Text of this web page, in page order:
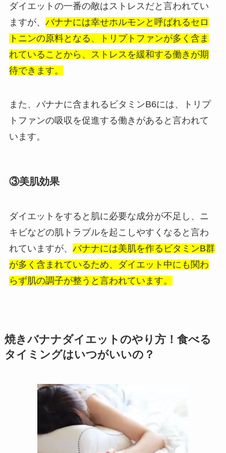
ダイエットの一番の敵はストレスだと言われてい
ますが、 バナナには幸せホルモンと呼ばれるセロ
トニンの原料となる、トリプトファンが多く含ま
れていることから、ストレスを緩和する働きが期
待できます。
また、バナナに含まれるビタミンB6には、トリプ
トファンの吸収を促進する働きがあると言われて
います。
③美肌効果
ダイエットをすると肌に必要な成分が不足し、ニ
キビなどの肌トラブルを起こしやすくなると言わ
れていますが、 バナナには美肌を作るビタミンB群
が多く含まれているため、ダイエット中にも関わ
らず肌の調子が整うと言われています。
焼きバナナダイエットのやり方！食べる
タイミングはいつがいいの？